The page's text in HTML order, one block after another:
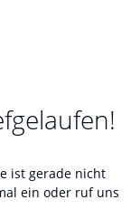
ist gerade nicht
ein oder ruf uns